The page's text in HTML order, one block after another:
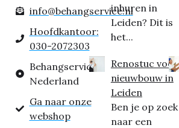
info@behangservice.nl
Hoofdkantoor:
030-2072303
Behangservice
Nederland
Ga naar onze
webshop
inhuren in
Leiden? Dit is
het...
Renostuc voor
nieuwbouw in
Leiden
Ben je op zoek
naar een